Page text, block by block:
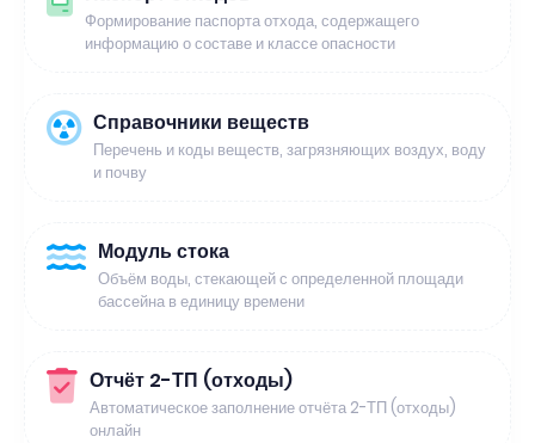
Формирование паспорта отхода, содержащего
информацию о составе и классе опасности
Справочники веществ
Перечень и коды веществ, загрязняющих воздух, воду
и почву
Модуль стока
Объём воды, стекающей с определенной площади
бассейна в единицу времени
Отчёт 2-ТП (отходы)
Автоматическое заполнение отчёта 2-ТП (отходы)
онлайн